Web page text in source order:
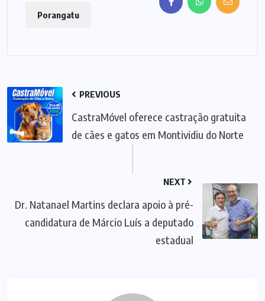
Porangatu
PREVIOUS
CastraMóvel oferece castração gratuita
de cães e gatos em Montividiu do Norte
NEXT
Dr. Natanael Martins declara apoio à pré-
candidatura de Márcio Luís a deputado
estadual